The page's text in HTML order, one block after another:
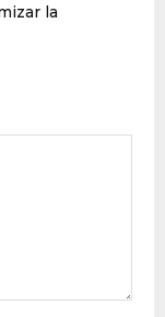
la